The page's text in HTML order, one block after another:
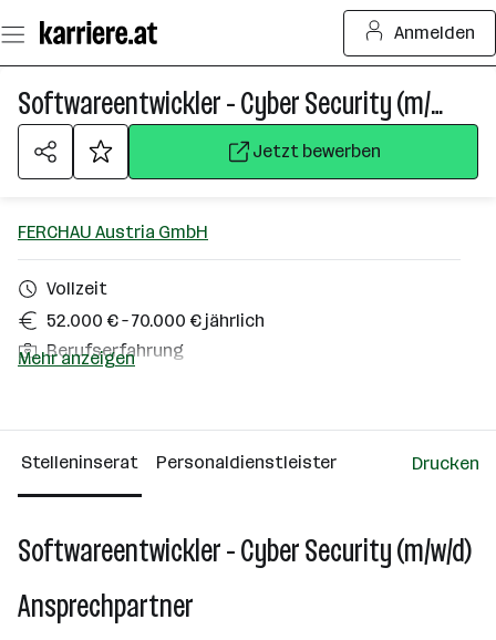
Seiteninhalt
springen
Anmelden
Softwareentwickler - Cyber Security (m/w/d)
Jetzt bewerben
FERCHAU Austria GmbH
Vollzeit
52.000 € – 70.000 € jährlich
Berufserfahrung
Mehr anzeigen
Stelleninserat Personaldienstleister Drucken
Softwareentwickler - Cyber Security (m/w/d)
Ansprechpartner